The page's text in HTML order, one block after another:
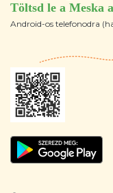
Töltsd le a Meska
Android-os telefonodra